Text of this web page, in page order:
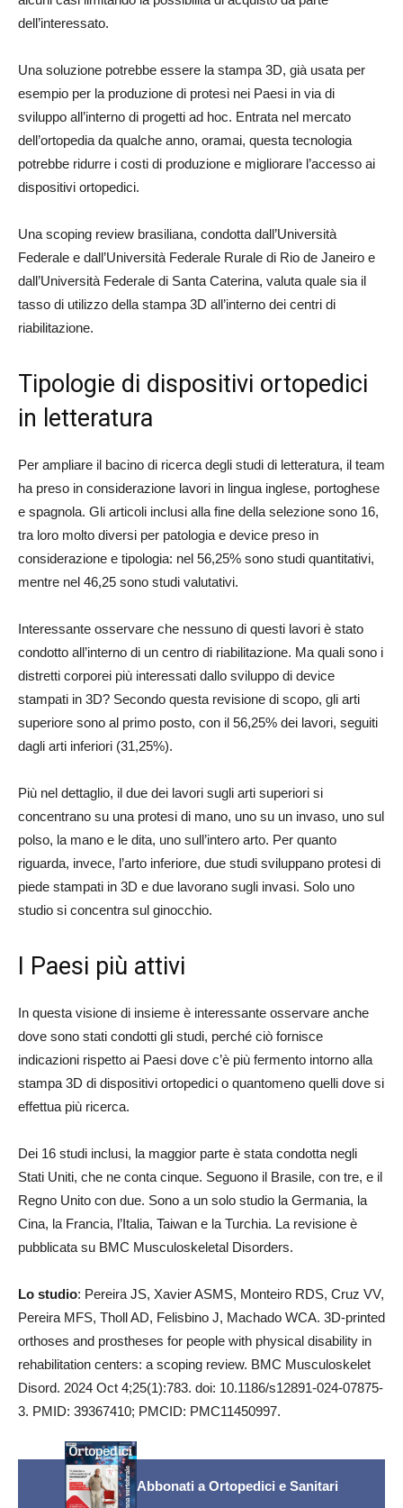
dell’interessato.
Una soluzione potrebbe essere la stampa 3D, già usata per
esempio per la produzione di protesi nei Paesi in via di
sviluppo all’interno di progetti ad hoc. Entrata nel mercato
dell’ortopedia da qualche anno, oramai, questa tecnologia
potrebbe ridurre i costi di produzione e migliorare l’accesso ai
dispositivi ortopedici.
Una scoping review brasiliana, condotta dall’Università
Federale e dall’Università Federale Rurale di Rio de Janeiro e
dall’Università Federale di Santa Caterina, valuta quale sia il
tasso di utilizzo della stampa 3D all’interno dei centri di
riabilitazione.
Tipologie di dispositivi ortopedici
in letteratura
Per ampliare il bacino di ricerca degli studi di letteratura, il team
ha preso in considerazione lavori in lingua inglese, portoghese
e spagnola. Gli articoli inclusi alla fine della selezione sono 16,
tra loro molto diversi per patologia e device preso in
considerazione e tipologia: nel 56,25% sono studi quantitativi,
mentre nel 46,25 sono studi valutativi.
Interessante osservare che nessuno di questi lavori è stato
condotto all’interno di un centro di riabilitazione. Ma quali sono i
distretti corporei più interessati dallo sviluppo di device
stampati in 3D? Secondo questa revisione di scopo, gli arti
superiore sono al primo posto, con il 56,25% dei lavori, seguiti
dagli arti inferiori (31,25%).
Più nel dettaglio, il due dei lavori sugli arti superiori si
concentrano su una protesi di mano, uno su un invaso, uno sul
polso, la mano e le dita, uno sull’intero arto. Per quanto
riguarda, invece, l’arto inferiore, due studi sviluppano protesi di
piede stampati in 3D e due lavorano sugli invasi. Solo uno
studio si concentra sul ginocchio.
I Paesi più attivi
In questa visione di insieme è interessante osservare anche
dove sono stati condotti gli studi, perché ciò fornisce
indicazioni rispetto ai Paesi dove c’è più fermento intorno alla
stampa 3D di dispositivi ortopedici o quantomeno quelli dove si
effettua più ricerca.
Dei 16 studi inclusi, la maggior parte è stata condotta negli
Stati Uniti, che ne conta cinque. Seguono il Brasile, con tre, e il
Regno Unito con due. Sono a un solo studio la Germania, la
Cina, la Francia, l’Italia, Taiwan e la Turchia. La revisione è
pubblicata su BMC Musculoskeletal Disorders.
Lo studio: Pereira JS, Xavier ASMS, Monteiro RDS, Cruz VV,
Pereira MFS, Tholl AD, Felisbino J, Machado WCA. 3D-printed
orthoses and prostheses for people with physical disability in
rehabilitation centers: a scoping review. BMC Musculoskelet
Disord. 2024 Oct 4;25(1):783. doi: 10.1186/s12891-024-07875-
3. PMID: 39367410; PMCID: PMC11450997.
Abbonati a Ortopedici e Sanitari